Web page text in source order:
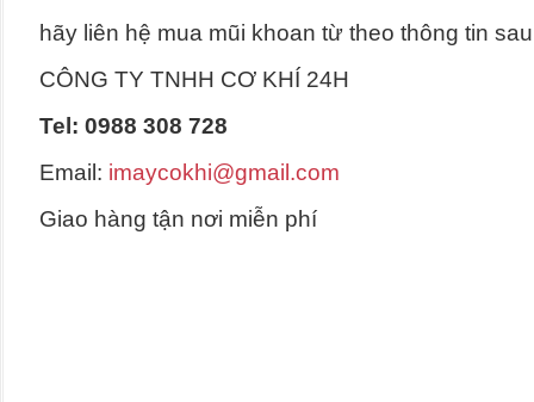
hãy liên hệ mua mũi khoan từ theo thông tin
CÔNG TY TNHH CƠ KHÍ 24H
Tel: 0988 308 728
Email: imaycokhi@gmail.com
Giao hàng tận nơi miễn phí